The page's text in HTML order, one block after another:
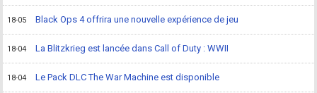
18-05 Black Ops 4 offrira une nouvelle expérience de jeu
18-04 La Blitzkrieg est lancée dans Call of Duty : WWII
18-04 Le Pack DLC The War Machine est disponible